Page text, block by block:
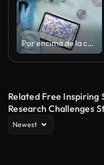
Por encima de la cámara de la cabeza de los científicos de investigación médica en guantes de caucho azul que trabajan detrás de las mesas en un laboratorio moderno. Médicos que utilizan tubos de ensayo, comparar muestras, usar tabletas y microscopio
Related Free Inspiring
Research Challenges
Newest